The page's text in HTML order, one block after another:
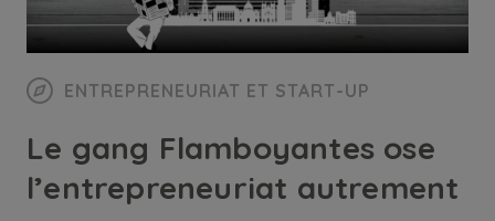
ENTREPRENEURIAT ET START-UP
Le gang Flamboyantes ose
l’entrepreneuriat autrement